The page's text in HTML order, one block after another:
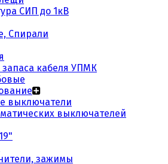
СИП до 1кВ
Спирали
запаса кабеля УПМК
выключатели
выключателей
зажимы